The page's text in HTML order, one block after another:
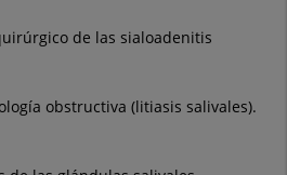
de las sialoadenitis
obstructiva (litiasis salivales).